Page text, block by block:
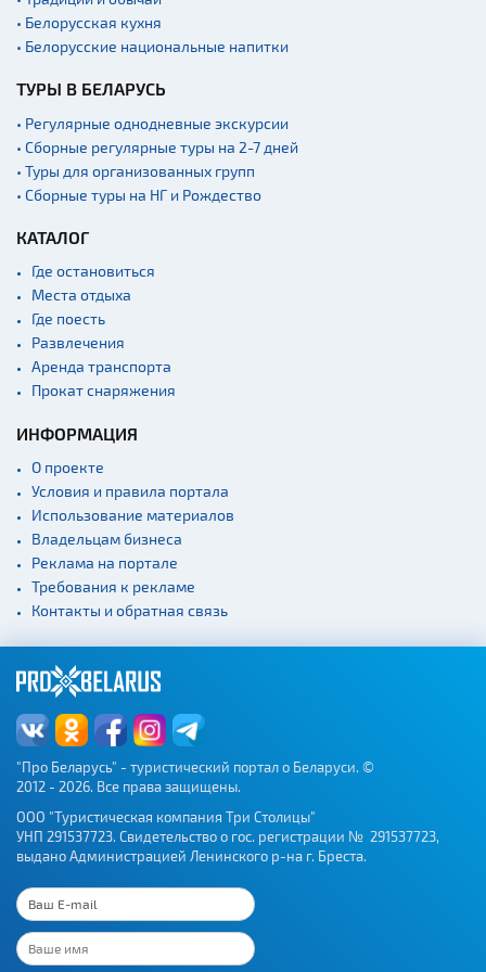
Концертные залы
Аэропорты
вокзалы
Речной транспорт и
причалы
• Белорусская кухня
• Белорусские национальные напитки
ТУРЫ В БЕЛАРУСЬ
• Регулярные однодневные экскурсии
• Сборные регулярные туры на 2-7 дней
• Туры для организованных групп
• Сборные туры на НГ и Рождество
КАТАЛОГ
Где остановиться
Места отдыха
Где поесть
Развлечения
Аренда транспорта
Прокат снаряжения
ИНФОРМАЦИЯ
О проекте
Условия и правила портала
Использование материалов
Владельцам бизнеса
Реклама на портале
Требования к рекламе
Контакты и обратная связь
"Про Беларусь" - туристический портал о Беларуси. ©
2012 - 2026. Все права защищены.
ООО "Туристическая компания Три Столицы"
УНП 291537723. Свидетельство о гос. регистрации № 291537723,
выдано Администрацией Ленинского р-на г. Бреста.